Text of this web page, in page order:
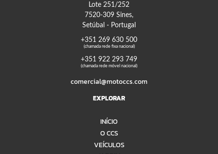
Lote 251/252
7520-309 Sines,
Setúbal - Portugal
+351 269 630 500
(chamada rede fixa nacional)
+351 922 293 749
(chamada rede móvel nacional)
comercial@motoccs.com
EXPLORAR
INÍCIO
O CCS
VEÍCULOS